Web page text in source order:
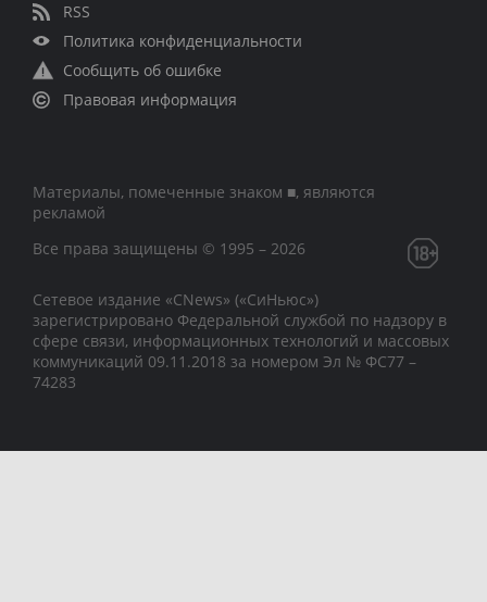
RSS
Политика конфиденциальности
Сообщить об ошибке
Правовая информация
Материалы, помеченные знаком ■, являются
рекламой
Все права защищены © 1995 – 2026
Сетевое издание «CNews» («СиНьюс»)
зарегистрировано Федеральной службой по надзору в
сфере связи, информационных технологий и массовых
коммуникаций 09.11.2018 за номером Эл № ФС77 –
74283